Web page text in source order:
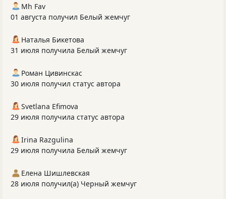
Mh Fav
01 августа получил Белый жемчуг
Наталья Бикетова
31 июля получила Белый жемчуг
Роман Цивинскас
30 июля получил статус автора
Svetlana Efimova
29 июля получила статус автора
Irina Razgulina
29 июля получила Белый жемчуг
Елена Шишлевская
28 июля получил(а) Черный жемчуг